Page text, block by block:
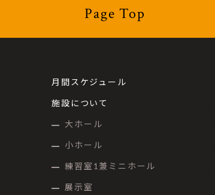
Page Top
月間スケジュール
施設について
大ホール
小ホール
練習室1兼ミニホール
展示室